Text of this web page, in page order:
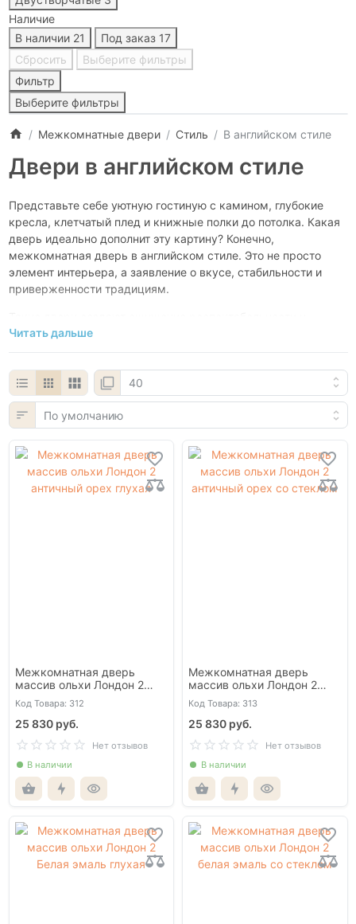
Наличие
В наличии 21 Под заказ 17
Сбросить
Выберите фильтры
Фильтр
Выберите фильтры
Межкомнатные двери Стиль В английском стиле
Двери в английском стиле
Представьте себе уютную гостиную с камином, глубокие
кресла, клетчатый плед и книжные полки до потолка. Какая
дверь идеально дополнит эту картину? Конечно,
межкомнатная дверь в английском стиле. Это не просто
элемент интерьера, а заявление о вкусе, стабильности и
приверженности традициям.
основательности. Они идеально подходят для классических
библиотеки или просторной гостиной.
Читать дальше
Межкомнатная дверь
массив ольхи Лондон 2
античный орех глухая
Код Товара: 312
25 830 руб.
Нет отзывов
В наличии
Межкомнатная дверь
массив ольхи Лондон 2
античный орех со стеклом
Код Товара: 313
25 830 руб.
Нет отзывов
В наличии